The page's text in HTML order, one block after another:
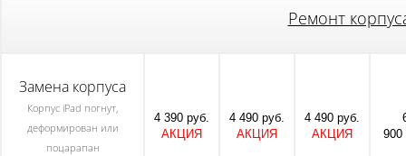
Ремонт
Замена корпуса
Корпус iPad погнут,
деформирован или
поцарапан
4 390 руб.
АКЦИЯ
4 490 руб.
АКЦИЯ
4 490 руб.
АКЦИЯ
900